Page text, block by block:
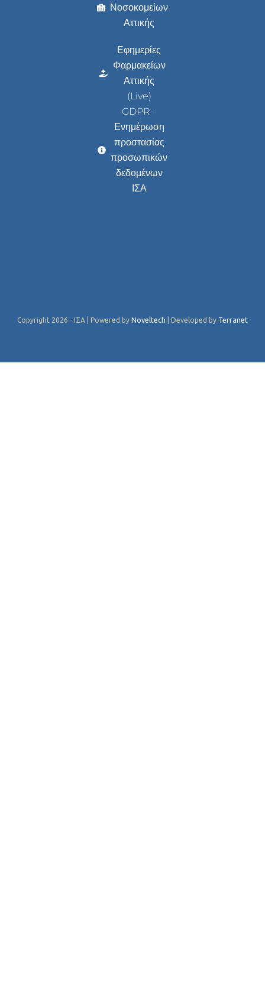
Νοσοκομείων
Αττικής
Εφημερίες
Φαρμακείων
Αττικής
(Live)
GDPR -
Ενημέρωση
προστασίας
προσωπικών
δεδομένων
ΙΣΑ
Copyright 2026 - ΙΣΑ | Powered by Noveltech | Developed by Terranet